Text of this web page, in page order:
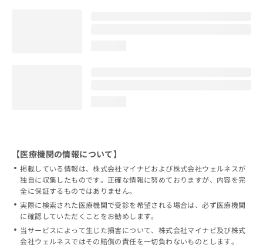
【医療機関の情報について】
掲載している情報は、株式会社マイナビおよび株式会社ウェルネスが
独自に収集したものです。正確な情報に努めておりますが、内容を完
全に保証するものではありません。
実際に検索された医療機関で受診を希望される場合は、必ず医療機関
に確認していただくことをお勧めします。
当サービスによって生じた損害について、株式会社マイナビ及び株式
会社ウェルネスではその賠償の責任を一切負わないものとします。